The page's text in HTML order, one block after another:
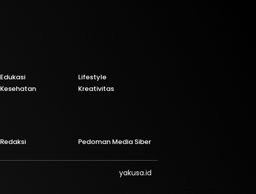
Edukasi
Lifestyle
Kesehatan
Kreativitas
Redaksi Pedoman Media Siber
yakusa.id